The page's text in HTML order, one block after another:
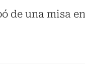
de una misa